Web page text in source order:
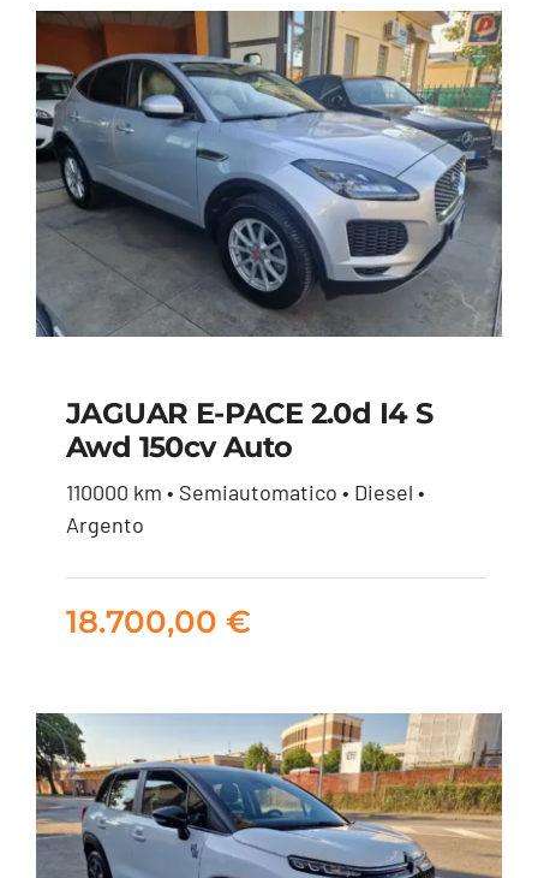
JAGUAR E-PACE 2.0d
i4 S awd 150cv auto
18.700,00€
JAGUAR E-PACE 2.0d I4 S
Awd 150cv Auto
110000 km • Semiautomatico • Diesel •
Argento
18.700,00 €